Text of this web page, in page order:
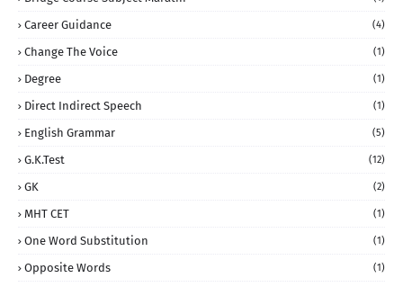
Career Guidance (4)
Change The Voice (1)
Degree (1)
Direct Indirect Speech (1)
English Grammar (5)
G.K.Test (12)
GK (2)
MHT CET (1)
One Word Substitution (1)
Opposite Words (1)